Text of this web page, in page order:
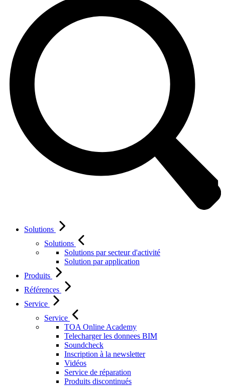
Solutions
Solutions
Solutions par secteur d'activité
Solution par application
Produits
Références
Service
Service
TOA Online Academy
Telecharger les donnees BIM
Soundcheck
Inscription à la newsletter
Vidéos
Service de réparation
Produits discontinués